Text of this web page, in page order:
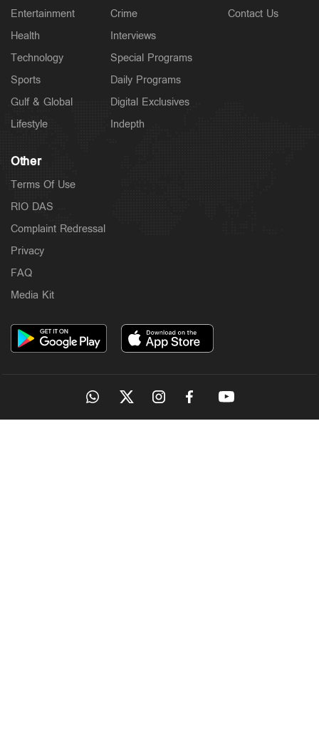
Entertainment
Health
Technology
Sports
Gulf & Global
Lifestyle
Crime
Interviews
Special Programs
Daily Programs
Digital Exclusives
Indepth
Contact Us
Other
Terms Of Use
RIO DAS
Complaint Redressal
Privacy
FAQ
Media Kit